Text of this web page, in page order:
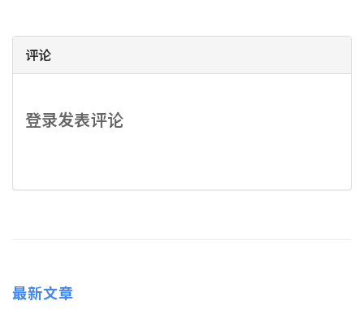
评论
登录发表评论
最新文章